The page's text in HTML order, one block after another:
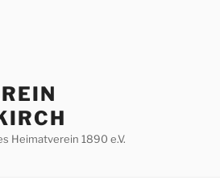
Heimatverein 1890 e.V.